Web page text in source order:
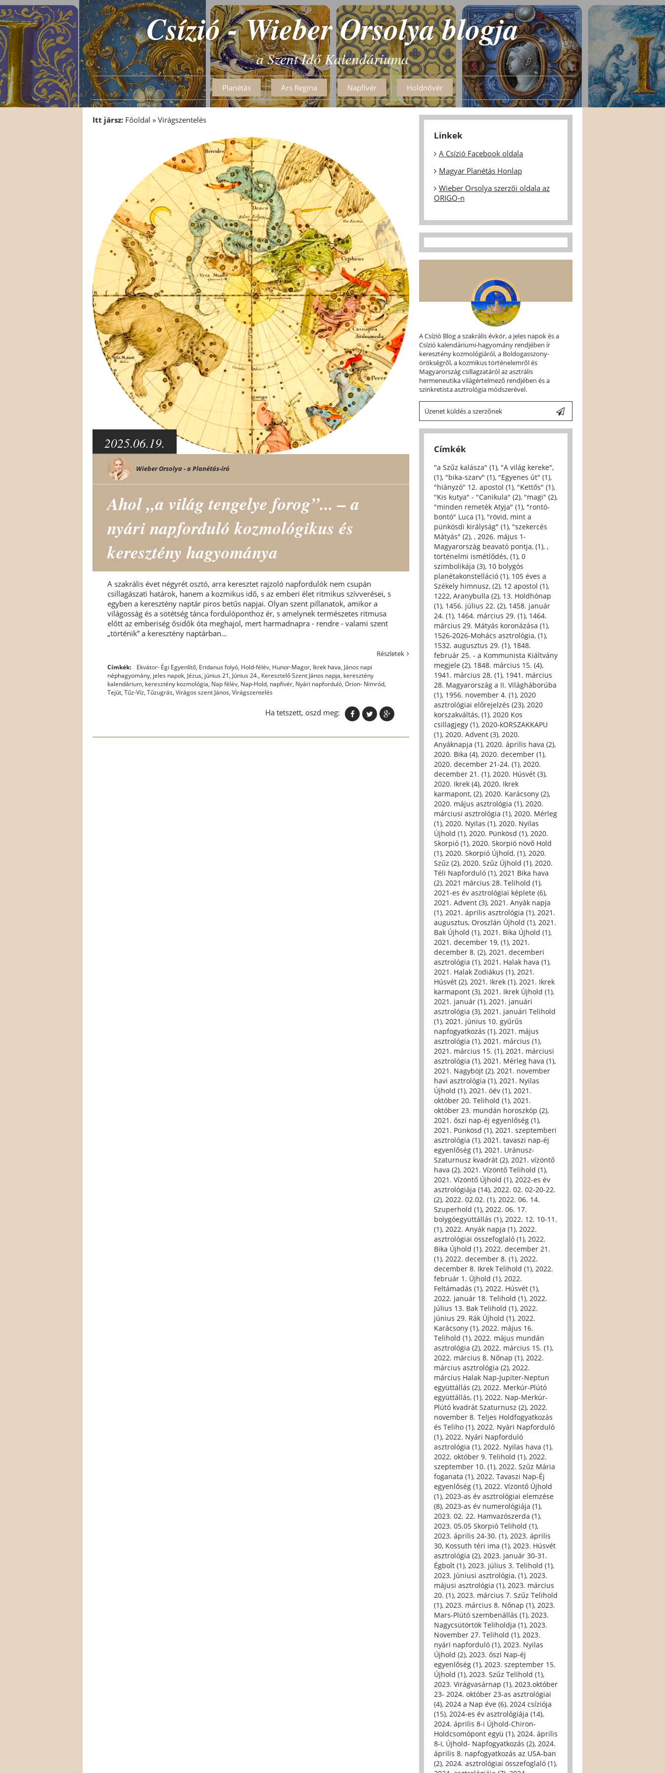
Csízió - Wieber Orsolya blogja
a Szent Idő Kalendáriuma
Planétás Ars Regina Napfívér Holdnővér
Itt jársz: Főoldal » Virágszentelés
2025.06.19.
Wieber Orsolya - a Planétás-író
Ahol „a világ tengelye forog”... – a
nyári napforduló kozmológikus és
keresztény hagyománya
A szakrális évet négyrét osztó, arra keresztet rajzoló napfordulók nem csupán
csillagászati határok, hanem a kozmikus idő, s az emberi élet ritmikus szívverései, s
egyben a keresztény naptár piros betűs napjai. Olyan szent pillanatok, amikor a
világosság és a sötétség tánca fordulóponthoz ér, s amelynek természetes ritmusa
előtt az emberiség ősidők óta meghajol, mert harmadnapra - rendre - valami szent
„történik” a keresztény naptárban...
Részletek
Címkék: Ekvátor- Égi Egyenlítő, Eridanus folyó, Hold-félév, Hunor-Magor, Ikrek hava, János napi
néphagyomány, jeles napok, Jézus, június 21, Június 24., Keresztelő Szent János napja, keresztény
kalendárium, keresztény kozmológia, Nap félév, Nap-Hold, napfivér, Nyári napforduló, Orion- Nimród,
Tejút, Tűz-Víz, Tűzugrás, Virágos szent János, Virágszentelés
Ha tetszett, oszd meg:
Linkek
A Csízió Facebook oldala
Magyar Planétás Honlap
Wieber Orsolya szerzői oldala az
ORIGO-n
A Csízió Blog a szakrális évkör, a jeles napok és a
Csízió kalendáriumi-hagyomány rendjében ír
keresztény kozmológiáról, a Boldogasszony-
örökségről, a kozmikus történelemről és
Magyarország csillagzatáról az asztrális
hermeneutika világértelmező rendjében és a
szinkretista asztrológia módszerével.
Üzenet küldés a szerzőnek
Címkék
"a Szűz kalásza" (1), "A világ kereke",
(1), "bika-szarv" (1), "Egyenes út" (1),
"hiányzó" 12. apostol (1), "Kettős" (1),
"Kis kutya" - "Canikula" (2), "magi" (2),
"minden remeték Atyja" (1), "rontó-
bontó" Luca (1), "rövid, mint a
pünkösdi királyság" (1), "szekercés
Mátyás" (2), , 2026. május 1-
Magyarország beavató pontja, (1), ,
történelmi ismétlődés, (1), 0
szimbolikája (3), 10 bolygós
planétakonstelláció (1), 105 éves a
Székely himnusz, (2), 12 apostol (1),
1222, Aranybulla (2), 13. Holdhónap
(1), 1456. július 22. (2), 1458. január
24. (1), 1464. március 29. (1), 1464.
március 29. Mátyás koronázása (1),
1526-2026-Mohács asztrológia, (1),
1532. augusztus 29. (1), 1848.
február 25. - a Kommunista Kiáltvány
megjele (2), 1848. március 15. (4),
1941. március 28. (1), 1941. március
28. Magyarország a II. Világháborúba
(1), 1956. november 4. (1), 2020
asztrológiai előrejelzés (23), 2020
korszakváltás, (1), 2020 Kos
csillagjegy (1), 2020-kORSZAKKAPU
(1), 2020. Advent (3), 2020.
Anyáknapja (1), 2020. április hava (2),
2020. Bika (4), 2020. december (1),
2020. december 21-24. (1), 2020.
december 21. (1), 2020. Húsvét (3),
2020. Ikrek (4), 2020. Ikrek
karmapont, (2), 2020. Karácsony (2),
2020. május asztrológia (1), 2020.
márciusi asztrológia (1), 2020. Mérleg
(1), 2020. Nyilas (1), 2020. Nyilas
Újhold (1), 2020. Pünkösd (1), 2020.
Skorpió (1), 2020. Skorpió növő Hold
(1), 2020. Skorpió Újhold, (1), 2020.
Szűz (2), 2020. Szűz Újhold (1), 2020.
Téli Napforduló (1), 2021 Bika hava
(2), 2021 március 28. Telihold (1),
2021-es év asztrológiai képlete (6),
2021. Advent (3), 2021. Anyák napja
(1), 2021. április asztrológia (1), 2021.
augusztus, Oroszlán Újhold (1), 2021.
Bak Újhold (1), 2021. Bika Újhold (1),
2021. december 19, (1), 2021.
december 8. (2), 2021. decemberi
asztrológia (1), 2021. Halak hava (1),
2021. Halak Zodiákus (1), 2021.
Húsvét (2), 2021. Ikrek (1), 2021. Ikrek
karmapont (3), 2021. Ikrek Újhold (1),
2021. január (1), 2021. januári
asztrológia (3), 2021. januári Telihold
(1), 2021. június 10. gyűrűs
napfogyatkozás (1), 2021. május
asztrológia (1), 2021. március (1),
2021. március 15. (1), 2021. márciusi
asztrológia (1), 2021. Mérleg hava (1),
2021. Nagyböjt (2), 2021. november
havi asztrológia (1), 2021. Nyilas
Újhold (1), 2021. óév (1), 2021.
október 20. Telihold (1), 2021.
október 23. mundán horoszkóp (2),
2021. őszi nap-éj egyenlőség (1),
2021. Pünkösd (1), 2021. szeptemberi
asztrológia (1), 2021. tavaszi nap-éj
egyenlőség (1), 2021. Uránusz-
Szaturnusz kvadrát (2), 2021. vízöntő
hava (2), 2021. Vízöntő Telihold (1),
2021. Vízöntő Újhold (1), 2022-es év
asztrológiája (14), 2022. 02. 02-20-22.
(2), 2022. 02.02. (1), 2022. 06. 14.
Szuperhold (1), 2022. 06. 17.
bolygóegyüttállás (1), 2022. 12. 10-11.
(1), 2022. Anyák napja (1), 2022.
asztrológiai összefoglaló (1), 2022.
Bika Újhold (1), 2022. december 21.
(1), 2022. december 8. (1), 2022.
december 8. Ikrek Telihold (1), 2022.
február 1. Újhold (1), 2022.
Feltámadás (1), 2022. Húsvét (1),
2022. január 18. Telihold (1), 2022.
Július 13. Bak Telihold (1), 2022.
június 29. Rák Újhold (1), 2022.
Karácsony (1), 2022. május 16.
Telihold (1), 2022. május mundán
asztrológia (2), 2022. március 15. (1),
2022. március 8. Nőnap (1), 2022.
március asztrológia (2), 2022.
március Halak Nap-Jupiter-Neptun
együttállás (2), 2022. Merkúr-Plútó
együttállás, (1), 2022. Nap-Merkúr-
Plútó kvadrát Szaturnusz (2), 2022.
november 8. Teljes Holdfogyatkozás
és Teliho (1), 2022. Nyári Napforduló
(1), 2022. Nyári Napforduló
asztrológia (1), 2022. Nyilas hava (1),
2022. október 9. Telihold (1), 2022.
szeptember 10. (1), 2022. Szűz Mária
foganata (1), 2022. Tavaszi Nap-Éj
egyenlőség (1), 2022. Vízöntő Újhold
(1), 2023-as év asztrológiai elemzése
(8), 2023-as év numerológiája (1),
2023. 02. 22. Hamvazószerda (1),
2023. 05.05 Skorpió Telihold (1),
2023. április 24-30. (1), 2023. április
30, Kossuth téri ima (1), 2023. Húsvét
asztrológia (2), 2023. január 30-31.
Égbolt (1), 2023. július 3. Telihold (1),
2023. Júniusi asztrológia, (1), 2023.
májusi asztrológia (1), 2023. március
20. (1), 2023. március 7. Szűz Telihold
(1), 2023. március 8. Nőnap (1), 2023.
Mars-Plútó szembenállás (1), 2023.
Nagycsütörtök Teliholdja (1), 2023.
November 27. Telihold (1), 2023.
nyári napforduló (1), 2023. Nyilas
Újhold (2), 2023. őszi Nap-éj
egyenlőség (1), 2023. szeptember 15.
Újhold (1), 2023. Szűz Telihold (1),
2023. Virágvasárnap (1), 2023.október
23- 2024. október 23-as asztrológiai
(4), 2024 a Nap éve (6), 2024 csíziója
(15), 2024-es év asztrológiája (14),
2024. április 8-i Újhold-Chiron-
Holdcsomópont együ (1), 2024. április
8-i, Újhold- Napfogyatkozás (2), 2024.
április 8. napfogyatkozás az USA-ban
(2), 2024. asztrológiai összefoglaló (1),